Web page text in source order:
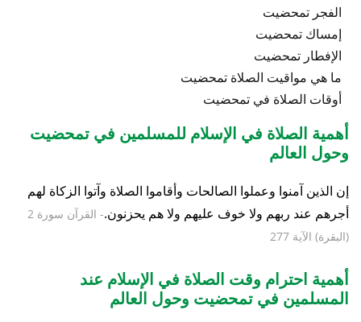
الفجر تمحضيت
إمساك تمحضيت
الإفطار تمحضيت
ما هي مواقيت الصلاة تمحضيت
أوقات الصلاة في تمحضيت
أهمية الصلاة في الإسلام للمسلمين في تمحضيت
وحول العالم
إن الذين آمنوا وعملوا الصالحات وأقاموا الصلاة وآتوا الزكاة لهم
أجرهم عند ربهم ولا خوف عليهم ولا هم يحزنون.
- القرآن سورة 2
(البقرة) الآية 277
أهمية احترام وقت الصلاة في الإسلام عند
المسلمين في تمحضيت وحول العالم